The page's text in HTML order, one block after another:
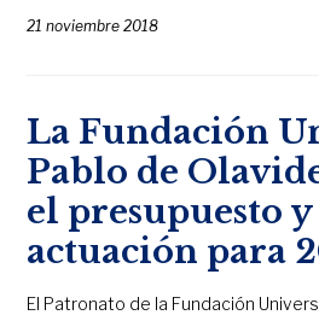
21 noviembre 2018
La Fundación
Pablo de
el presupuesto
actuación para
El Patronato de la Fundación